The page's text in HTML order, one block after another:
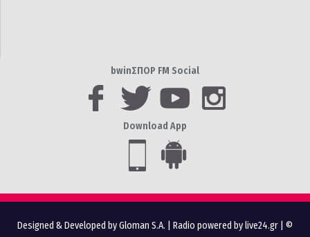
bwinΣΠΟΡ FM Social
Download App
Designed & Developed by Gloman S.A. Radio powered by live24.gr | ©